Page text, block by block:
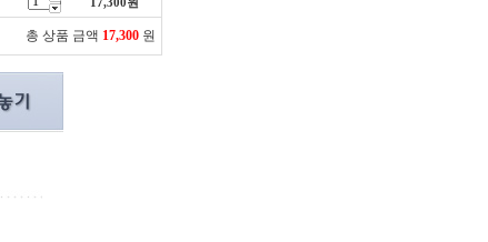
총 상품 금액 17,300 원